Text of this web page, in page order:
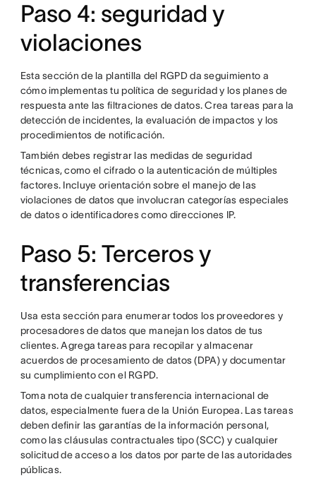
Paso 4: seguridad y
violaciones
Esta sección de la plantilla del RGPD da seguimiento a
cómo implementas tu política de seguridad y los planes de
respuesta ante las filtraciones de datos. Crea tareas para la
detección de incidentes, la evaluación de impactos y los
procedimientos de notificación.
También debes registrar las medidas de seguridad
técnicas, como el cifrado o la autenticación de múltiples
factores. Incluye orientación sobre el manejo de las
violaciones de datos que involucran categorías especiales
de datos o identificadores como direcciones IP.
Paso 5: Terceros y
transferencias
Usa esta sección para enumerar todos los proveedores y
procesadores de datos que manejan los datos de tus
clientes. Agrega tareas para recopilar y almacenar
acuerdos de procesamiento de datos (DPA) y documentar
su cumplimiento con el RGPD.
Toma nota de cualquier transferencia internacional de
datos, especialmente fuera de la Unión Europea. Las tareas
deben definir las garantías de la información personal,
como las cláusulas contractuales tipo (SCC) y cualquier
solicitud de acceso a los datos por parte de las autoridades
públicas.